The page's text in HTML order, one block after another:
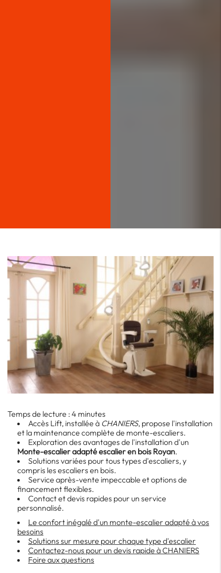
Temps de lecture : 4 minutes
Accès Lift, installée à CHANIERS, propose l'installation
et la maintenance complète de monte-escaliers.
Exploration des avantages de l'installation d'un
Monte-escalier adapté escalier en bois Royan.
Solutions variées pour tous types d'escaliers, y
compris les escaliers en bois.
Service après-vente impeccable et options de
financement flexibles.
Contact et devis rapides pour un service
personnalisé.
Le confort inégalé d'un monte-escalier adapté à vos
besoins
Solutions sur mesure pour chaque type d'escalier
Contactez-nous pour un devis rapide à CHANIERS
Foire aux questions